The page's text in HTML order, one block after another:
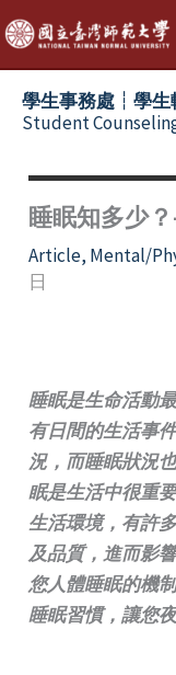
Skip
to
content
學生事務處┆學生
Student
睡眠知多少
Article, Mental/
日
睡眠是生命活動
有日間的生活事
況，而睡眠狀況
眠是生活中很重
生活環境，有許
及品質，進而影
您人體睡眠的機
睡眠習慣，讓您